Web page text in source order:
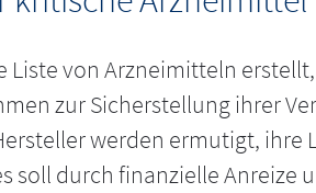
von Arzneimitteln
zur Sicherstellung ihrer
werden ermutigt,
soll durch finanzielle